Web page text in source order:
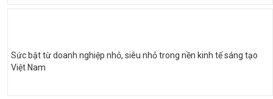
Sức bật từ doanh nghiệp nhỏ, siêu nhỏ trong nền kinh tế sáng tạo
Việt Nam